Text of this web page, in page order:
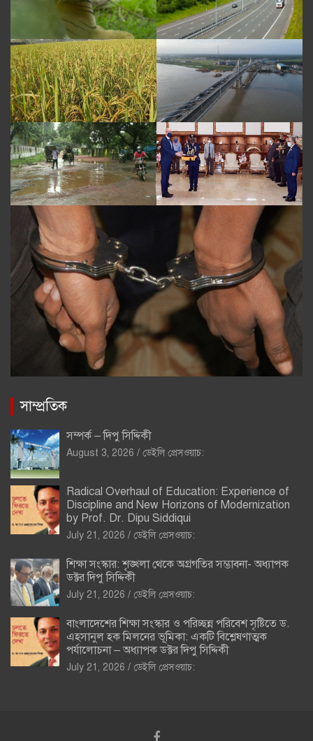
সাম্প্রতিক
সম্পর্ক – দিপু সিদ্দিকী
August 3, 2026 ডেইলি প্রেসওয়াচ:
Radical Overhaul of Education: Experience of
Discipline and New Horizons of Modernization
by Prof. Dr. Dipu Siddiqui
July 21, 2026 ডেইলি প্রেসওয়াচ:
শিক্ষা সংস্কার: শৃঙ্খলা থেকে অগ্রগতির সম্ভাবনা- অধ্যাপক
ডক্টর দিপু সিদ্দিকী
July 21, 2026 ডেইলি প্রেসওয়াচ:
বাংলাদেশের শিক্ষা সংস্কার ও পরিচ্ছন্ন পরিবেশ সৃষ্টিতে ড.
এহসানুল হক মিলনের ভূমিকা: একটি বিশ্লেষণাত্মক
পর্যালোচনা – অধ্যাপক ডক্টর দিপু সিদ্দিকী
July 21, 2026 ডেইলি প্রেসওয়াচ: